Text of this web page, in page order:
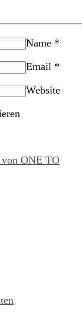
Name *
Email *
Website
ONE TO